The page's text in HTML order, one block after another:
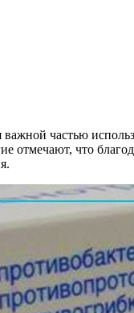
частью
отмечают, что